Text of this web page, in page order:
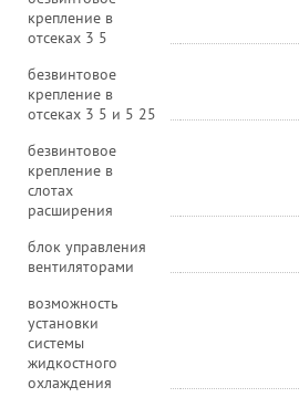
крепление в
отсеках 3 5
безвинтовое
крепление в
отсеках 3 5 и 5 25
безвинтовое
крепление в
слотах
расширения
блок управления
вентиляторами
возможность
установки
системы
жидкостного
охлаждения